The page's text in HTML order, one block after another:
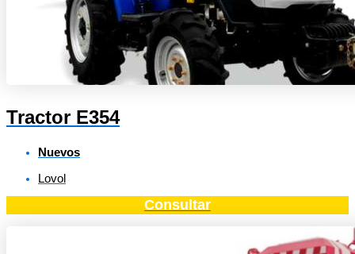
Tractor E354
Nuevos
Lovol
Consultar